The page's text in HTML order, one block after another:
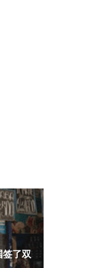
签了双